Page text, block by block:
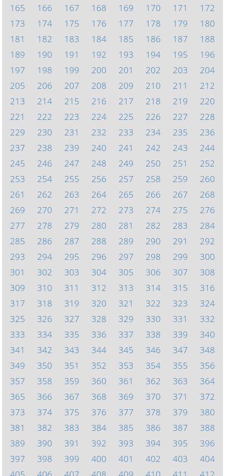
165
166 167 168 169 170 171
172
173
174 175 176 177 178 179
180
181
182 183 184 185 186 187
188
189
190 191 192 193 194 195
196
197
198 199 200 201 202 203
204
205
206 207 208 209 210 211
212
213
214 215 216 217 218 219
220
221
222 223 224 225 226 227
228
229
230 231 232 233 234 235
236
237
238 239 240 241 242 243
244
245
246 247 248 249 250 251
252
253
254 255 256 257 258 259
260
261
262 263 264 265 266 267
268
269
270 271 272 273 274 275
276
277
278 279 280 281 282 283
284
285
286 287 288 289 290 291
292
293
294 295 296 297 298 299
300
301
302 303 304 305 306 307
308
309
310 311 312 313 314 315
316
317
318 319 320 321 322 323
324
325
326 327 328 329 330 331
332
333
334 335 336 337 338 339
340
341
342 343 344 345 346 347
348
349
350 351 352 353 354 355
356
357
358 359 360 361 362 363
364
365
366 367 368 369 370 371
372
373
374 375 376 377 378 379
380
381
382 383 384 385 386 387
388
389
390 391 392 393 394 395
396
397
398 399 400 401 402 403
404